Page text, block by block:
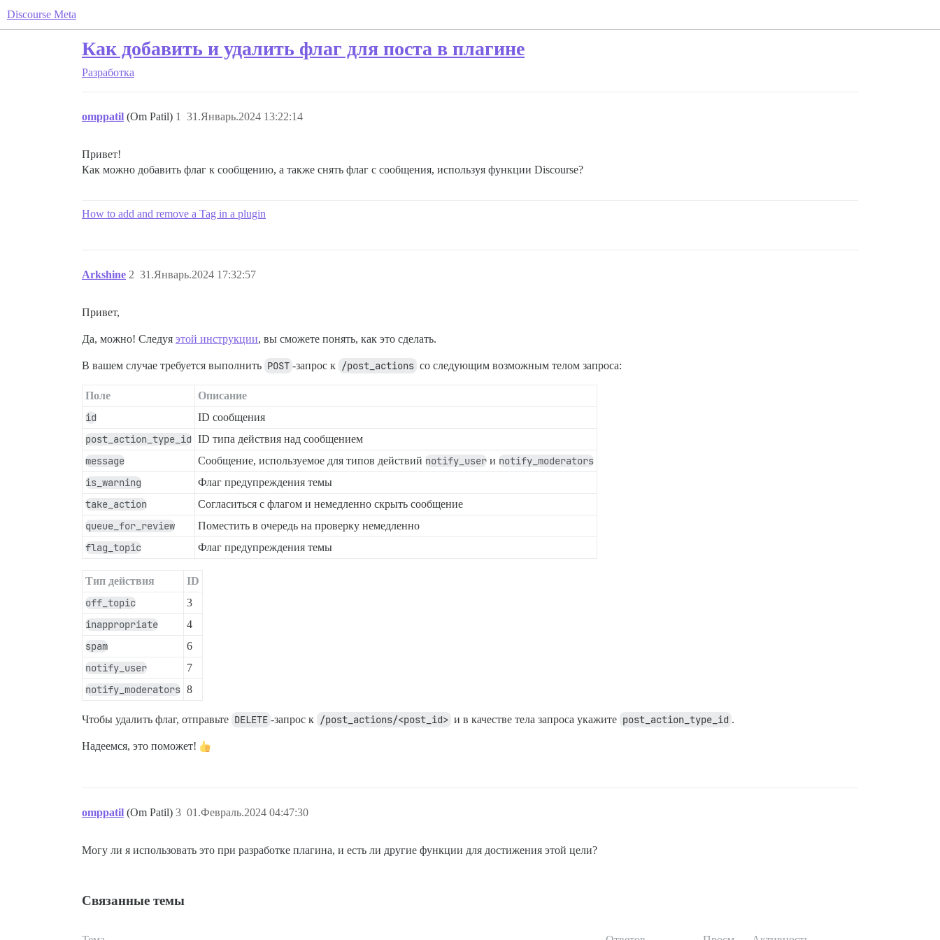
Discourse Meta
Как добавить и удалить флаг для поста в плагине
Разработка
omppatil (Om Patil) 31.Январь.2024 13:22:14
1
Привет!
Как можно добавить флаг к сообщению, а также снять флаг с сообщения, используя функции Discourse?
How to add and remove a Tag in a plugin
Arkshine 31.Январь.2024 17:32:57
2
Привет,
Да, можно! Следуя этой инструкции, вы сможете понять, как это сделать.
В вашем случае требуется выполнить POST -запрос к /post_actions со следующим возможным телом запроса:
Поле Описание
id ID сообщения
post_action_type_id ID типа действия над сообщением
message Сообщение, используемое для типов действий notify_user и notify_moderators
is_warning
Флаг предупреждения темы
take_action Согласиться с флагом и немедленно скрыть сообщение
queue_for_review Поместить в очередь на проверку немедленно
flag_topic Флаг предупреждения темы
Тип действия ID
off_topic 3
inappropriate 4
spam 6
notify_user 7
notify_moderators 8
Чтобы удалить флаг, отправьте DELETE -запрос к /post_actions/<post_id> и в качестве тела запроса укажите post_action_type_id .
Надеемся, это поможет!
omppatil (Om Patil) 01.Февраль.2024 04:47:30
3
Могу ли я использовать это при разработке плагина, и есть ли другие функции для достижения этой цели?
Связанные темы